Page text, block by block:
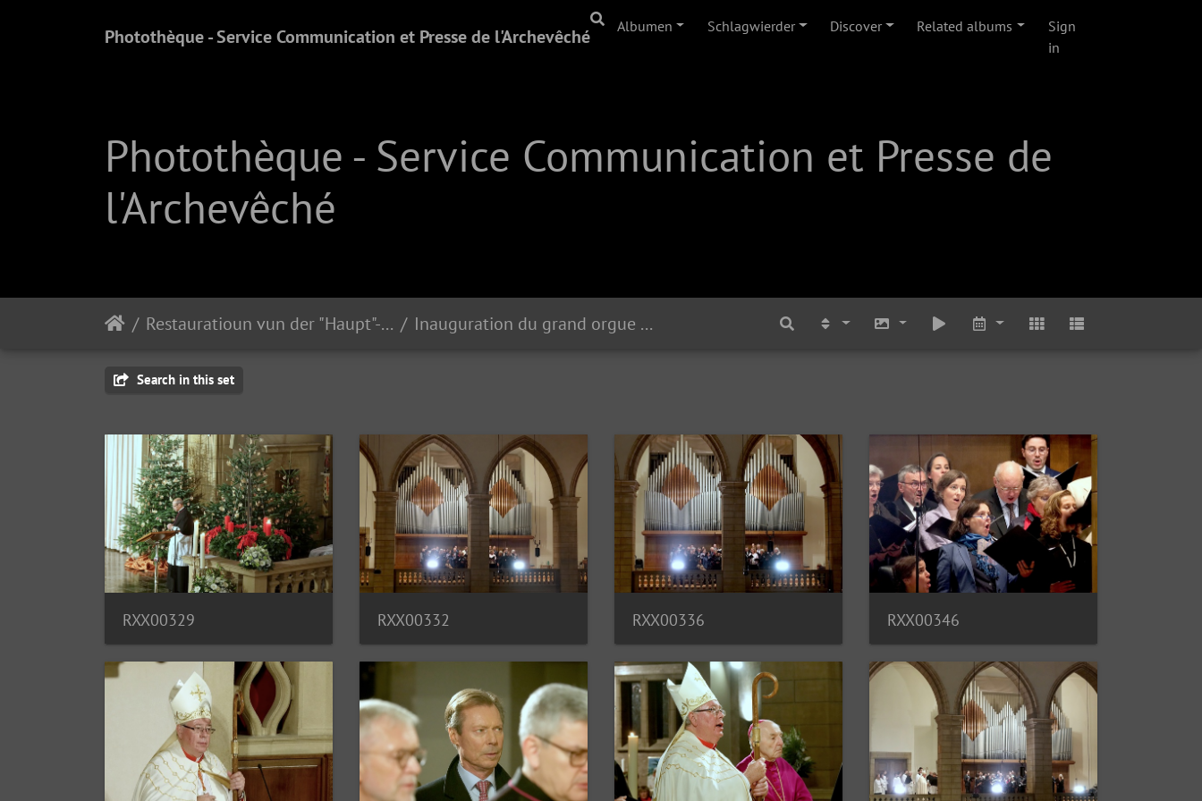
Photothèque - Service Communication et Presse de l'Archevêché Albumen Schlagwierder Discover Related albums
Sign
in
Photothèque - Service Communication et Presse de
l'Archevêché
Restauratioun vun der "Haupt"-Uergel Inauguration du grand orgue de la Cathédrale Notre-Dame | 26.11.22
Search in this set
RXX00329 RXX00332 RXX00336 RXX00346